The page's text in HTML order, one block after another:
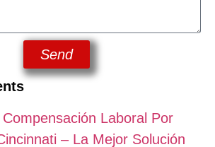
Send
Laboral Por
– La Mejor Solución